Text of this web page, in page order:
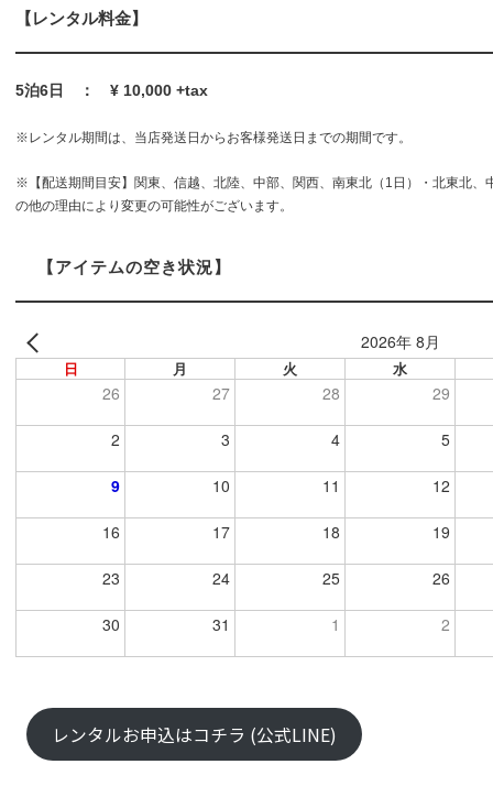
【レンタル料金】
5泊6日 ： ¥ 10,000 +tax
※レンタル期間は、当店発送日からお客様発送日までの期間です。
※【配送期間目安】関東、信越、北陸、中部、関西、南東北（1日）・北東北、
の他の理由により変更の可能性がございます。
【アイテムの空き状況】
2026年 8月
日 月 火 水
26 27 28 29
2 3 4 5
9 10 11 12
16 17 18 19
23 24 25 26
30 31 1 2
レンタルお申込はコチラ (公式LINE)